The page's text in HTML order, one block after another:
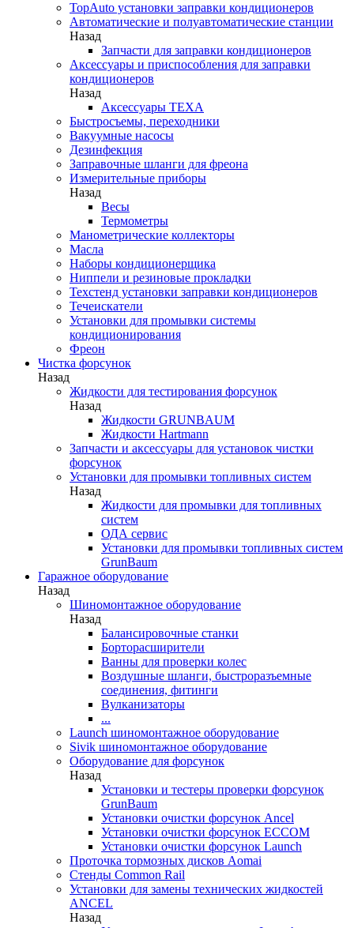
TopAuto установки заправки кондиционеров
Автоматические и полуавтоматические станции
Назад
Запчасти для заправки кондиционеров
Аксессуары и приспособления для заправки
кондиционеров
Назад
Аксессуары TEXA
Быстросъемы, переходники
Вакуумные насосы
Дезинфекция
Заправочные шланги для фреона
Измерительные приборы
Назад
Весы
Термометры
Манометрические коллекторы
Масла
Наборы кондиционерщика
Ниппели и резиновые прокладки
Техстенд установки заправки кондиционеров
Течеискатели
Установки для промывки системы
кондиционирования
Фреон
Чистка форсунок
Назад
Жидкости для тестирования форсунок
Назад
Жидкости GRUNBAUM
Жидкости Hartmann
Запчасти и аксессуары для установок чистки
форсунок
Установки для промывки топливных систем
Назад
Жидкости для промывки для топливных
систем
ОДА сервис
Установки для промывки топливных систем
GrunBaum
Гаражное оборудование
Назад
Шиномонтажное оборудование
Назад
Балансировочные станки
Борторасширители
Ванны для проверки колес
Воздушные шланги, быстроразъемные
соединения, фитинги
Вулканизаторы
...
Launch шиномонтажное оборудование
Sivik шиномонтажное оборудование
Оборудование для форсунок
Назад
Установки и тестеры проверки форсунок
GrunBaum
Установки очистки форсунок Ancel
Установки очистки форсунок ECCOM
Установки очистки форсунок Launch
Проточка тормозных дисков Aomai
Стенды Common Rail
Установки для замены технических жидкостей
ANCEL
Назад